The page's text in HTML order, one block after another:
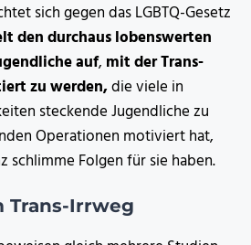
sich gegen das LGBTQ-Gesetz
den durchaus lobenswerten
auf, mit der Trans-
zu werden,die viele in
steckende Jugendliche zu
Operationen motiviert hat,
schlimme Folgen für sie haben.
Trans-Irrweg